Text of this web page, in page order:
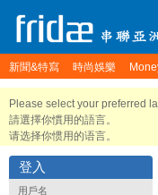
新聞&特寫 時尚娛樂
Please select your preferred
請選擇你慣用的語言。
请选择你惯用的语言。
登入
用戶名